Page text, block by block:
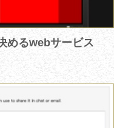
めるwebサービス